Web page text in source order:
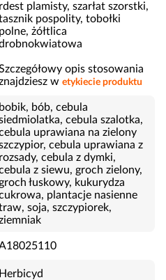
rdest plamisty, szarłat szorstki,
pospolity, tobołki
polne, żółtlica
opis stosowania
w etykiecie produktu
bobik, bób, cebula
cebula szalotka,
uprawiana na zielony
cebula uprawiana z
rozsady, cebula z dymki,
z siewu, groch zielony,
groch łuskowy, kukurydza
plantacje nasienne
soja, szczypiorek,
Herbicyd